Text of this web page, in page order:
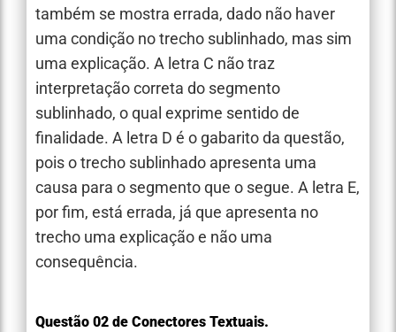
também se mostra errada, dado não haver
uma condição no trecho sublinhado, mas sim
uma explicação. A letra C não traz
interpretação correta do segmento
sublinhado, o qual exprime sentido de
finalidade. A letra D é o gabarito da questão,
pois o trecho sublinhado apresenta uma
causa para o segmento que o segue. A letra E,
por fim, está errada, já que apresenta no
trecho uma explicação e não uma
consequência.
Questão 02 de Conectores Textuais.